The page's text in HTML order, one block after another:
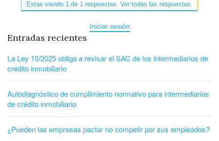
Estas viendo 1 de 1 respuestas. Ver todas las respuestas.
Iniciar sesión
Entradas recientes
La Ley 10/2025 obliga a revisar el SAC de los intermediarios de
crédito inmobiliario
Autodiagnóstico de cumplimiento normativo para intermediarios
de crédito inmobiliario
¿Pueden las empresas pactar no competir por sus empleados?